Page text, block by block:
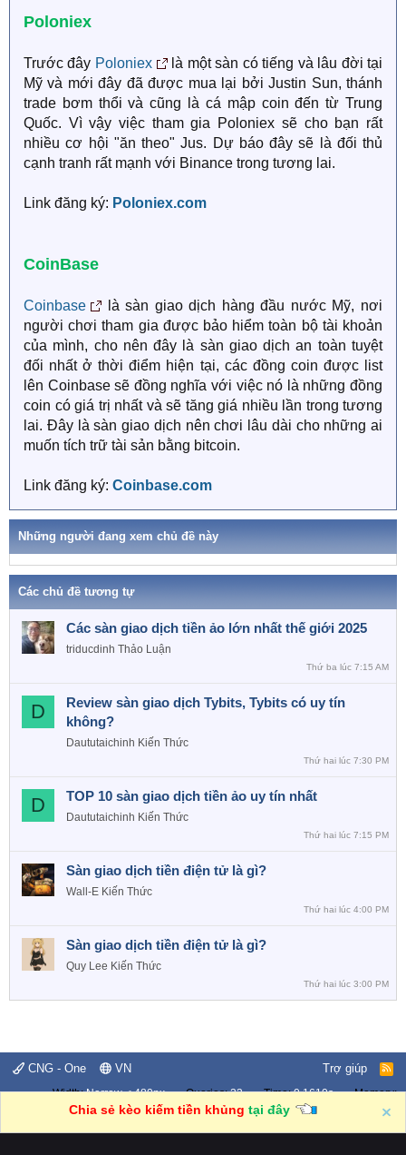
Poloniex
Trước đây Poloniex
là một sàn có tiếng và lâu đời tại
Mỹ và mới đây đã được mua lại bởi Justin Sun, thánh
trade bơm thổi và cũng là cá mập coin đến từ Trung
Quốc. Vì vậy việc tham gia Poloniex sẽ cho bạn rất
nhiều cơ hội "ăn theo" Jus. Dự báo đây sẽ là đối thủ
cạnh tranh rất mạnh với Binance trong tương lai.
Link đăng ký: Poloniex.com
CoinBase
Coinbase
là sàn giao dịch hàng đầu nước Mỹ, nơi
người chơi tham gia được bảo hiểm toàn bộ tài khoản
của mình, cho nên đây là sàn giao dịch an toàn tuyệt
đối nhất ở thời điểm hiện tại, các đồng coin được list
lên Coinbase sẽ đồng nghĩa với việc nó là những đồng
coin có giá trị nhất và sẽ tăng giá nhiều lần trong tương
lai. Đây là sàn giao dịch nên chơi lâu dài cho những ai
muốn tích trữ tài sản bằng bitcoin.
Link đăng ký: Coinbase.com
Những người đang xem chủ đề này
Các chủ đề tương tự
Các sàn giao dịch tiền ảo lớn nhất thế giới 2025
triducdinh Thảo Luận
Thứ ba lúc 7:15 AM
D
Review sàn giao dịch Tybits, Tybits có uy tín
không?
Daututaichinh Kiến Thức
Thứ hai lúc 7:30 PM
D TOP 10 sàn giao dịch tiền ảo uy tín nhất
Daututaichinh Kiến Thức
Thứ hai lúc 7:15 PM
Sàn giao dịch tiền điện tử là gì?
Wall-E Kiến Thức
Thứ hai lúc 4:00 PM
Sàn giao dịch tiền điện tử là gì?
Quy Lee Kiến Thức
Thứ hai lúc 3:00 PM
CNG - One VN Trợ giúp
R
S
Width Queries 23 Time 0.1610s
Memory
Chia sẻ kèo kiếm tiền khủng tại đây